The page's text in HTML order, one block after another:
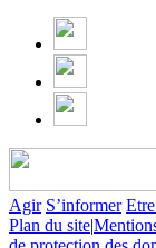
Agir S’informer
Plan du site|